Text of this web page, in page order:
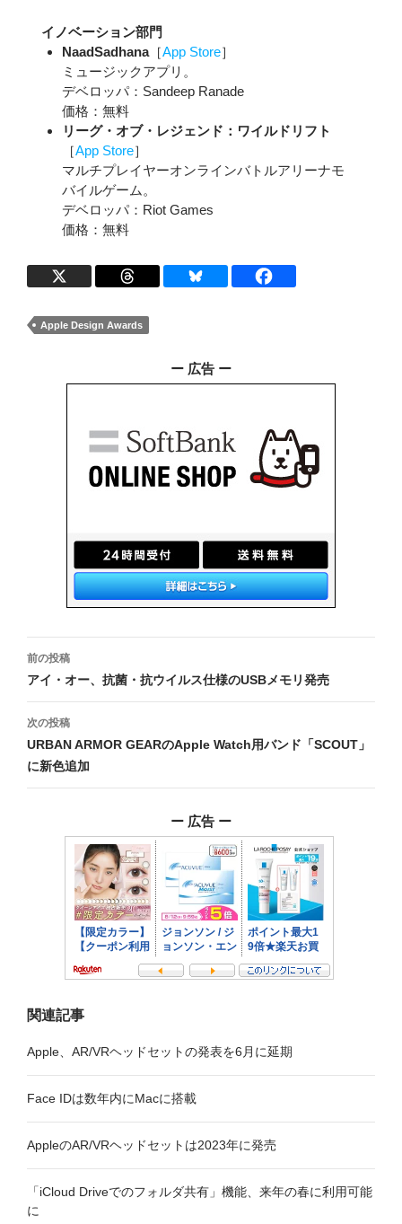
イノベーション部門
NaadSadhana［App Store］
ミュージックアプリ。
デベロッパ：Sandeep Ranade
価格：無料
リーグ・オブ・レジェンド：ワイルドリフト
［App Store］
マルチプレイヤーオンラインバトルアリーナモ
バイルゲーム。
デベロッパ：Riot Games
価格：無料
Apple Design Awards
ー 広告 ー
投
稿
ナ
ビ
ゲ
前の投稿
アイ・オー、抗菌・抗ウイルス仕様のUSBメモリ発売
次の投稿
URBAN ARMOR GEARのApple Watch用バンド「SCOUT」
に新色追加
ー 広告 ー
関連記事
Apple、AR/VRヘッドセットの発表を6月に延期
Face IDは数年内にMacに搭載
AppleのAR/VRヘッドセットは2023年に発売
「iCloud Driveでのフォルダ共有」機能、来年の春に利用可能
に